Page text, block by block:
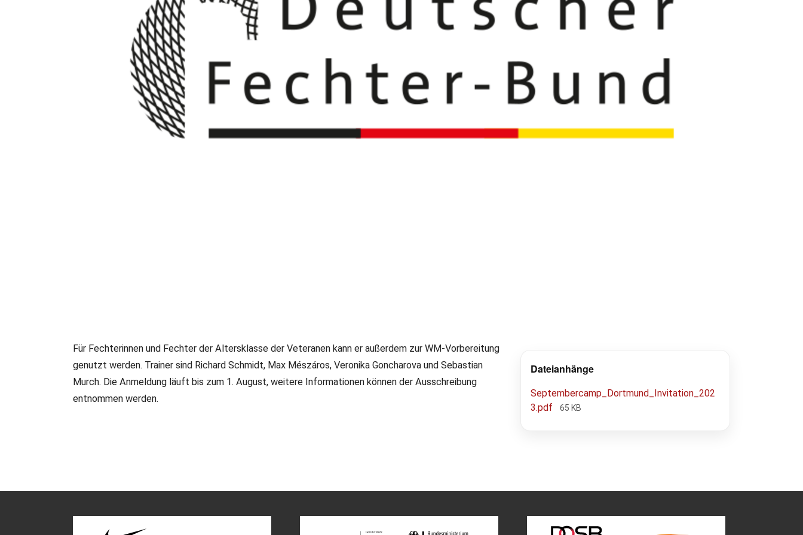
Veteranen
Degen: Breitensportlehrgang + Veteranen WM-
Vorbereitung
Für Fechterinnen und Fechter der Altersklasse der Veteranen kann er außerdem zur WM-Vorbereitung
genutzt werden. Trainer sind Richard Schmidt, Max Mészáros, Veronika Goncharova und Sebastian
Murch. Die Anmeldung läuft bis zum 1. August, weitere Informationen können der Ausschreibung
entnommen werden.
Dateianhänge
Septembercamp_Dortmund_Invitation_202
3.pdf
65 KB